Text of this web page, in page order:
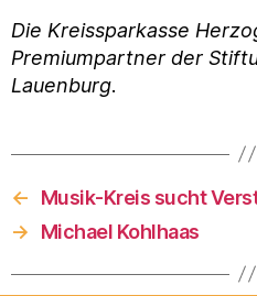
Die Kreissparkasse
Premiumpartner der
Lauenburg.
←
Musik-Kreis sucht
→
Michael Kohlhaas